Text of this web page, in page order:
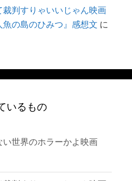
判すりゃいいじゃん映画
の島のひみつ』感想文 に
いるもの
い世界のホラーかよ映画